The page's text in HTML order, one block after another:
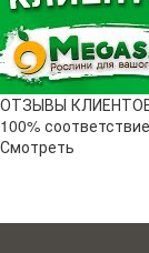
ОТЗЫВЫ
100% соответствие
Смотреть